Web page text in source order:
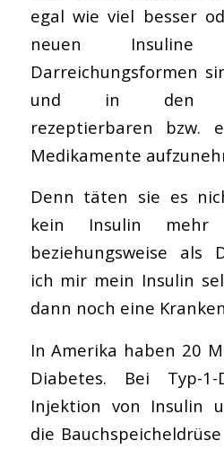
egal wie viel besser
neuen
Darreichungsformen
und in den
rezeptierbaren bzw.
Medikamente
Denn täten sie es
kein Insulin mehr
beziehungsweise als
ich mir mein Insulin
dann noch eine
In Amerika haben 20
Diabetes. Bei Typ-
Injektion von Insulin
die